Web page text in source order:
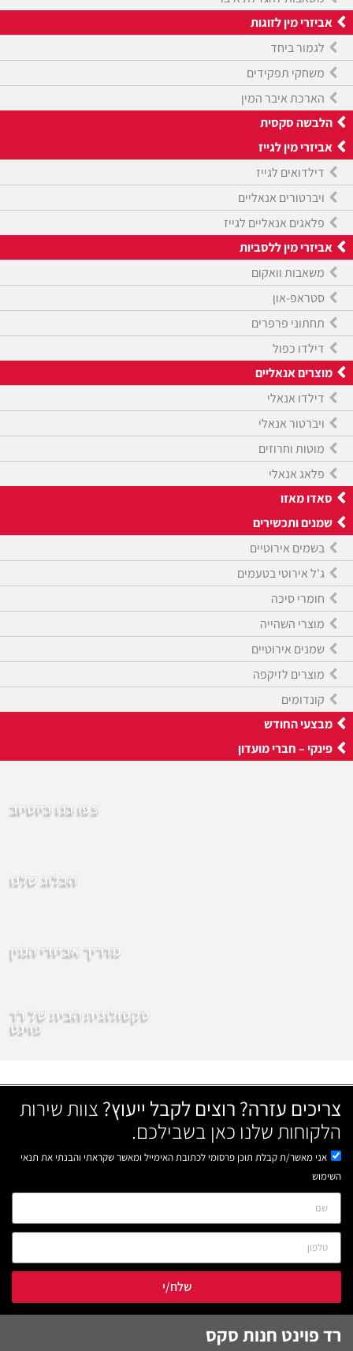
אביזרי מין לזוגות
לגמור ביחד
משחקי תפקידים
הארכת איבר המין
הלבשה סקסית
אביזרי מין לגייז
דילדואים לגייז
ויברטורים אנאליים
פלאגים אנאליים לגייז
אביזרי מין ללסביות
משאבות וואקום
סטראפ-און
תחתוני פרפרים
דילדו כפול
מוצרים אנאליים
דילדו אנאלי
ויברטור אנאלי
מוטות וחרוזים
פלאג אנאלי
סאדו מאזו
שמנים ותכשירים
בשמים אירוטיים
ג'ל אירוטי בטעמים
חומרי סיכה
מוצרי השהייה
שמנים אירוטיים
מוצרים לזיקפה
קונדומים
מבצעי החודש
פינקי – חברי מועדון
צפו בנו ביוטיוב
הבלוג שלנו
מדריך אביזרי המין
סקסולוגית הבית של רד
פוינט
צריכים עזרה? רוצים לקבל ייעוץ? צוות שירות
הלקוחות שלנו כאן בשבילכם.
אני מאשר/ת קבלת תוכן פרסומי לכתובת האימייל ומאשר שקראתי והבנתי את תנאי
השימוש
שלח/י
רד פוינט חנות סקס